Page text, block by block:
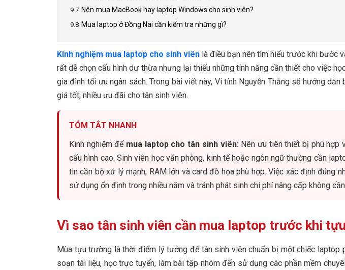
Nên mua MacBook hay laptop Windows cho sinh viên?
Mua laptop ở Đồng Nai cần kiểm tra những gì?
Kinh nghiệm mua laptop cho sinh viên là điều bạn nên tìm hiểu trước khi bước
rất dễ chọn cấu hình dư thừa nhưng lại thiếu những tính năng cần thiết cho việc
gia đình tối ưu ngân sách. Trong bài viết này, Vi tính Nguyễn Thắng sẽ hướng
giá tốt, nhiều ưu đãi cho tân sinh viên.
TÓM TẮT NHANH
Kinh nghiệm để mua laptop cho tân sinh viên:Nên ưu tiên thiết bị phù hợp
cấu hình cao. Sinh viên học văn phòng, kinh tế hoặc ngôn ngữ thường cần
tin cần bộ xử lý mạnh, RAM lớn và card đồ họa phù hợp. Việc xác định
sử dụng ổn định trong nhiều năm và tránh phát sinh chi phí nâng cấp không
Vì sao tân sinh viên cần mua laptop trước khi
Mùa tựu trường là thời điểm lý tưởng để tân sinh viên chuẩn bị một chiếc
soạn tài liệu, học trực tuyến, làm bài tập nhóm đến sử dụng các phần mềm